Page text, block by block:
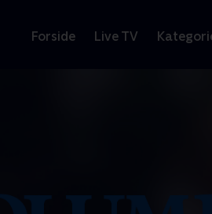
Forside Live TV